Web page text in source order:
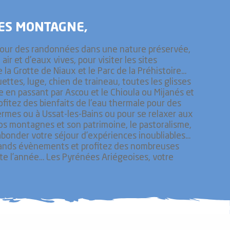
MONTAGNE,
des randonnées dans une nature préservée,
et d'eaux vives, pour visiter les sites
Grotte de Niaux et le Parc de la Préhistoire…
luge, chien de traineau, toutes les glisses
passant par Ascou et le Chioula ou Mijanés et
des bienfaits de l'eau thermale pour des
ou à Ussat-les-Bains ou pour se relaxer aux
montagnes et son patrimoine, le pastoralisme,
votre séjour d’expériences inoubliables…
évènements et profitez des nombreuses
l’année… Les Pyrénées Ariégeoises, votre